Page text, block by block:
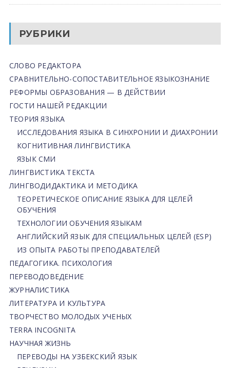
РУБРИКИ
СЛОВО РЕДАКТОРА
СРАВНИТЕЛЬНО-СОПОСТАВИТЕЛЬНОЕ ЯЗЫКОЗНАНИЕ
РЕФОРМЫ ОБРАЗОВАНИЯ — В ДЕЙСТВИИ
ГОСТИ НАШЕЙ РЕДАКЦИИ
ТЕОРИЯ ЯЗЫКА
ИССЛЕДОВАНИЯ ЯЗЫКА В СИНХРОНИИ И ДИАХРОНИИ
КОГНИТИВНАЯ ЛИНГВИСТИКА
ЯЗЫК СМИ
ЛИНГВИСТИКА ТЕКСТА
ЛИНГВОДИДАКТИКА И МЕТОДИКА
ТЕОРЕТИЧЕСКОЕ ОПИСАНИЕ ЯЗЫКА ДЛЯ ЦЕЛЕЙ
ОБУЧЕНИЯ
ТЕХНОЛОГИИ ОБУЧЕНИЯ ЯЗЫКАМ
АНГЛИЙСКИЙ ЯЗЫК ДЛЯ СПЕЦИАЛЬНЫХ ЦЕЛЕЙ (ESP)
ИЗ ОПЫТА РАБОТЫ ПРЕПОДАВАТЕЛЕЙ
ПЕДАГОГИКА. ПСИХОЛОГИЯ
ПЕРЕВОДОВЕДЕНИЕ
ЖУРНАЛИСТИКА
ЛИТЕРАТУРА И КУЛЬТУРА
ТВОРЧЕСТВО МОЛОДЫХ УЧЕНЫХ
TERRA INCOGNITA
НАУЧНАЯ ЖИЗНЬ
ПЕРЕВОДЫ НА УЗБЕКСКИЙ ЯЗЫК